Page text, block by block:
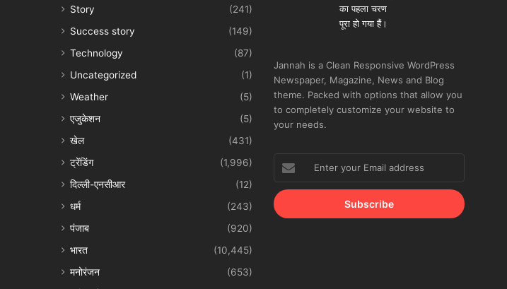
Story
(241)
Success story
(149)
Technology
(87)
Uncategorized
(1)
Weather
(5)
एजुकेशन
(5)
खेल
(431)
ट्रेंडिंग
(1,996)
दिल्ली-एनसीआर
(12)
धर्म
(243)
पंजाब
(920)
भारत
(10,445)
मनोरंजन
(653)
Jannah is a Clean Responsive WordPress
Newspaper, Magazine, News and Blog
theme. Packed with options that allow you
to completely customize your website to
your needs.
your
Email
address